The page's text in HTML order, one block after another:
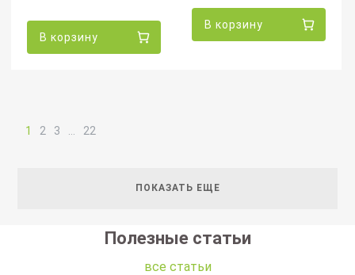
В корзину
компьютеров
В корзину
1 2 3 … 22
ПОКАЗАТЬ ЕЩЕ
Полезные статьи
все статьи